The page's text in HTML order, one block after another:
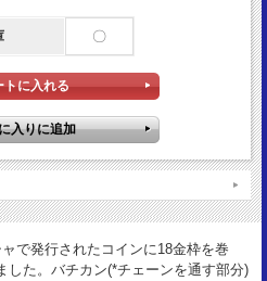
〇
で発行されたコインに18金枠を巻
した。バチカン(*チェーンを通す部分)